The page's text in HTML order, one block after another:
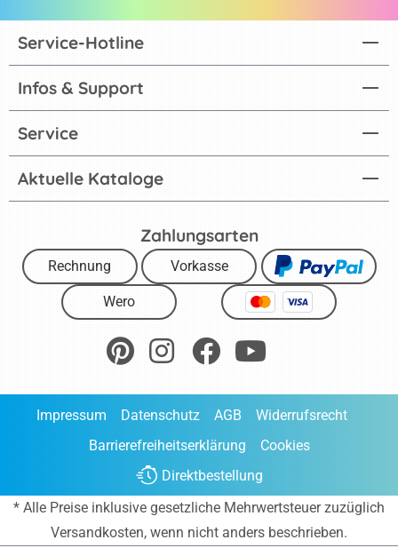
Aktuelle Kataloge
Service-Hotline
Infos & Support
Service
Zahlungsarten
Rechnung Vorkasse
Wero
Impressum Datenschutz AGB
Widerrufsrecht
Barrierefreiheitserklärung
Cookies
Direktbestellung
* Alle Preise inklusive gesetzliche Mehrwertsteuer zuzüglich
Versandkosten, wenn nicht anders beschrieben.